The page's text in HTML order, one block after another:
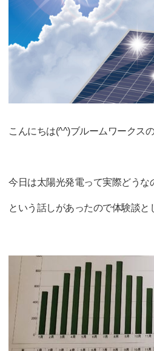
こんにちは(^^)ブルームワークスの
今日は太陽光発電って実際どうな
という話しがあったので体験談と